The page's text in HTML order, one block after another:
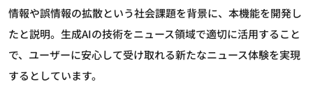
情報や誤情報の拡散という社会課題を背景に、本機能を開発し
たと説明。生成AIの技術をニュース領域で適切に活用すること
で、ユーザーに安心して受け取れる新たなニュース体験を実現
するとしています。